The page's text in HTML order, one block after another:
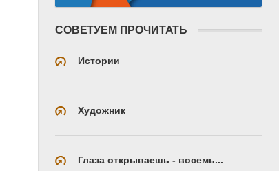
СОВЕТУЕМ ПРОЧИТАТЬ
Истории
Художник
Глаза открываешь - восемь...